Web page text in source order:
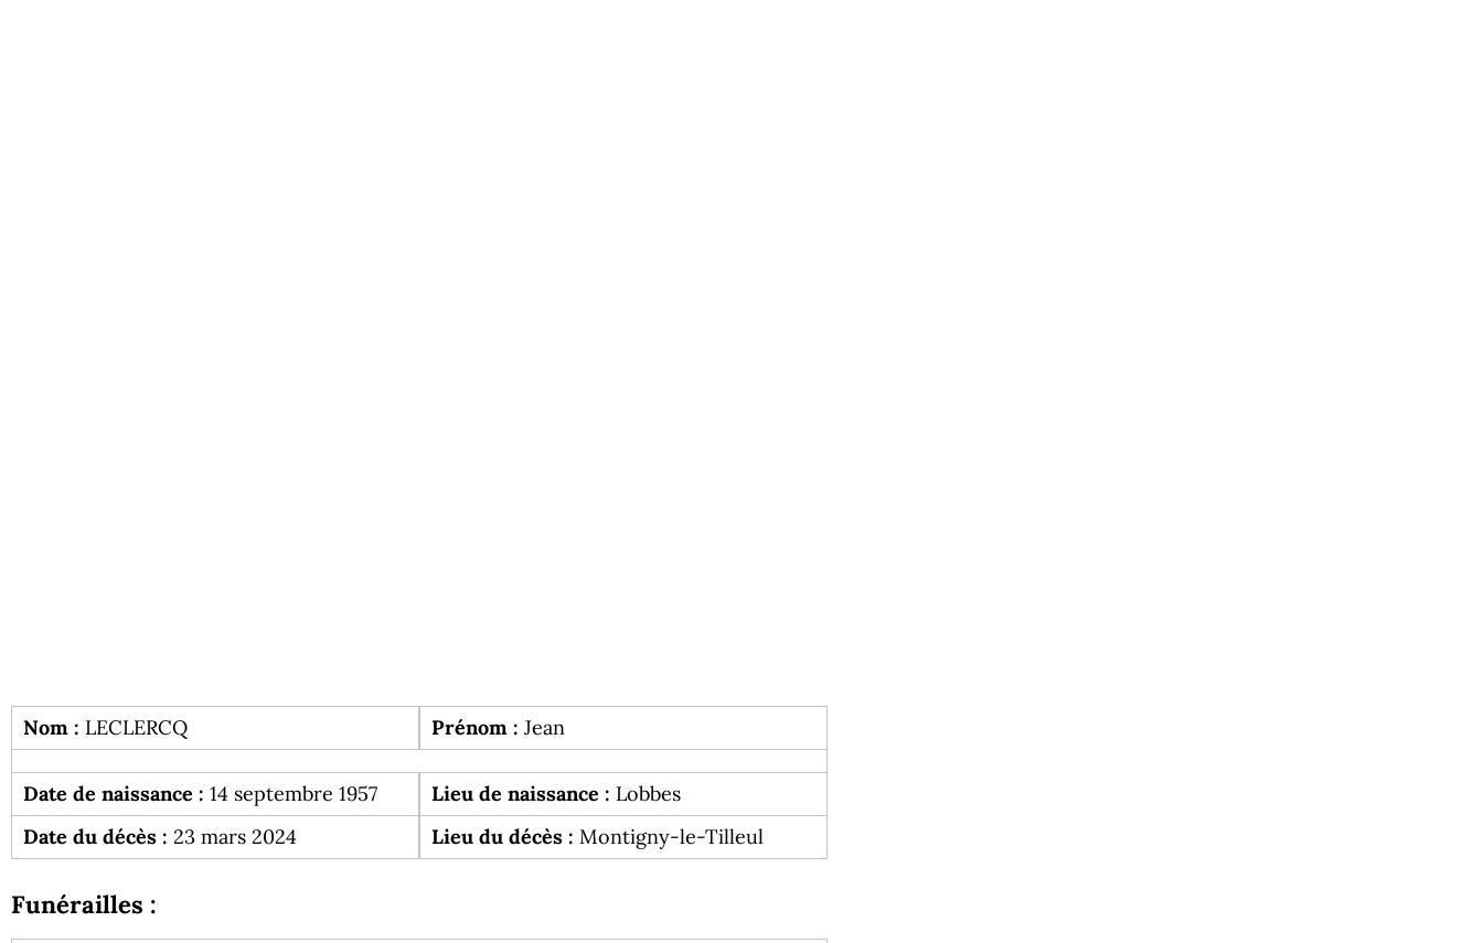
Nom : LECLERCQ Prénom : Jean
Date de naissance : 14 septembre 1957 Lieu de naissance : Lobbes
Date du décès : 23 mars 2024 Lieu du décès : Montigny-le-Tilleul
Funérailles :